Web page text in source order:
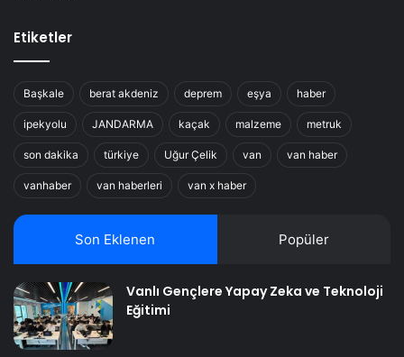
Etiketler
Başkale berat akdeniz deprem eşya haber
ipekyolu JANDARMA kaçak malzeme metruk
son dakika türkiye Uğur Çelik van van haber
vanhaber van haberleri van x haber
Son Eklenen Popüler
Vanlı Gençlere Yapay Zeka ve Teknoloji
Eğitimi